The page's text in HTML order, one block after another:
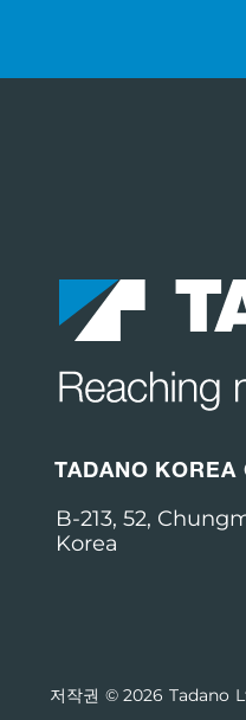
TADANO KOREA
B-213, 52,
Korea
저작권 © 2026 Tadano